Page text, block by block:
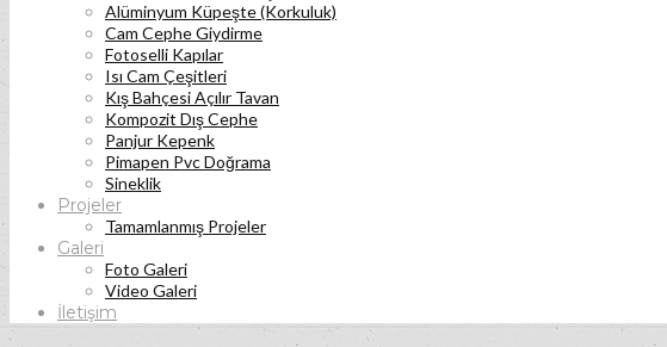
Alüminyum Küpeşte (Korkuluk)
Cam Cephe Giydirme
Fotoselli Kapılar
Isı Cam Çeşitleri
Kış Bahçesi Açılır Tavan
Kompozit Dış Cephe
Panjur Kepenk
Pimapen Pvc Doğrama
Sineklik
Projeler
Tamamlanmış Projeler
Galeri
Foto Galeri
Video Galeri
İletişim